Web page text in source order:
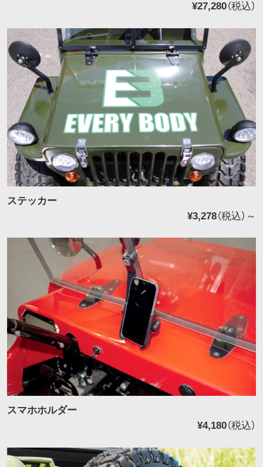
¥27,280（税込）
ステッカー
¥3,278（税込）～
スマホホルダー
¥4,180（税込）